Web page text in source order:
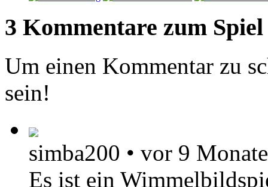
3 Kommentare zum Spiel
Um einen Kommentar zu
sein!
simba200 • vor 9
Es ist ein